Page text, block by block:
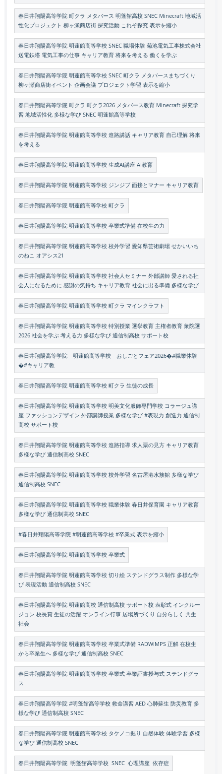
春日井翔陽高等学院 町クラ メタバース 明蓬館高校 SNEC Minecraft 地域活
性化プロジェクト 柳ヶ瀬商店街 探究活動 これぞ探究 表示を縮小
春日井翔陽高等学院 明蓬館高等学校 SNEC 職場体験 菊池電気工事株式会社
送電鉄塔 電気工事の仕事 キャリア教育 将来を考える 働くを学ぶ
春日井翔陽高等学院 明蓬館高等学校 SNEC 町クラ メタバースまちづくり
柳ヶ瀬商店街イベント 企画会議 プロジェクト学習 表示を縮小
春日井翔陽高等学院 町クラ 町クラ2026 メタバース教育 Minecraft 探究学
習 地域活性化 多様な学び SNEC 明蓬館高等学校
春日井翔陽高等学院 明蓬館高等学校 進路講話 キャリア教育 自己理解 将来
を考える
春日井翔陽高等学院 明蓬館高等学校 生成AI講座 AI教育
春日井翔陽高等学院 明蓬館高等学校 ジンジブ 面接とマナー キャリア教育
春日井翔陽高等学院 明蓬館高等学校 町クラ
春日井翔陽高等学院 明蓬館高等学校 卒業式準備 在校生の力
春日井翔陽高等学院 明蓬館高等学校 校外学習 愛知県芸術劇場 せかいいち
のねこ オアシス21
春日井翔陽高等学院 明蓬館高等学校 社会人セミナー 外部講師 愛される社
会人になるために 感謝の気持ち キャリア教育 社会に出る準備 多様な学び
春日井翔陽高等学院 明蓬館高等学校 町クラ マインクラフト
春日井翔陽高等学院 明蓬館高等学校 特別授業 選挙教育 主権者教育 衆院選
2026 社会を学ぶ 考える力 多様な学び 通信制高校 サポート校
春日井翔陽高等学院 明蓬館高等学校 おしごとフェア2026�#職業体験
�#キャリア教
春日井翔陽高等学院 明蓬館高等学校 町クラ 生徒の成長
春日井翔陽高等学院 明蓬館高等学校 明美文化服飾専門学校 コラージュ講
座 ファッションデザイン 外部講師授業 多様な学び #表現力 創造力 通信制
高校 サポート校
春日井翔陽高等学院 明蓬館高等学校 進路指導 求人票の見方 キャリア教育
多様な学び 通信制高校 SNEC
春日井翔陽高等学院 明蓬館高等学校 校外学習 名古屋港水族館 多様な学び
通信制高校 SNEC
春日井翔陽高等学院 明蓬館高等学校 職業体験 春日井保育園 キャリア教育
多様な学び 通信制高校 SNEC
#春日井翔陽高等学院 #明蓬館高等学校 #卒業式 表示を縮小
春日井翔陽高等学院 明蓬館高等学校 卒業式
春日井翔陽高等学院 明蓬館高等学校 切り絵 ステンドグラス制作 多様な学
び 表現活動 通信制高校 SNEC
春日井翔陽高等学院 明蓬館高校 通信制高校 サポート校 表彰式 インクルー
ジョン 校長賞 生徒の活躍 オンライン行事 居場所づくり 自分らしく 共生
社会
春日井翔陽高等学院 明蓬館高等学校 卒業式準備 RADWIMPS 正解 在校生
から卒業生へ 多様な学び 通信制高校 SNEC
春日井翔陽高等学院 明蓬館高等学校 卒業式 卒業証書授与式 ステンドグラ
ス
春日井翔陽高等学院 #明蓬館高等学校 救命講習 AED 心肺蘇生 防災教育 多
様な学び 通信制高校 SNEC
春日井翔陽高等学院 明蓬館高等学校 タケノコ掘り 自然体験 体験学習 多様
な学び 通信制高校 SNEC
春日井翔陽高等学院 明蓬館高等学校 SNEC 心理講座 依存症